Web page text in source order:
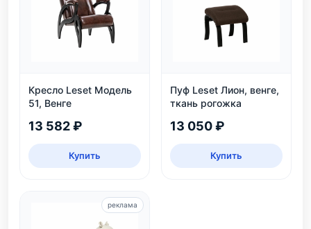
Кресло Leset Модель
51, Венге
13 582 ₽
Купить
Пуф Leset Лион, венге,
ткань рогожка
13 050 ₽
Купить
реклама